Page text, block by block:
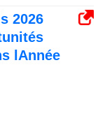
2026
lAnnée